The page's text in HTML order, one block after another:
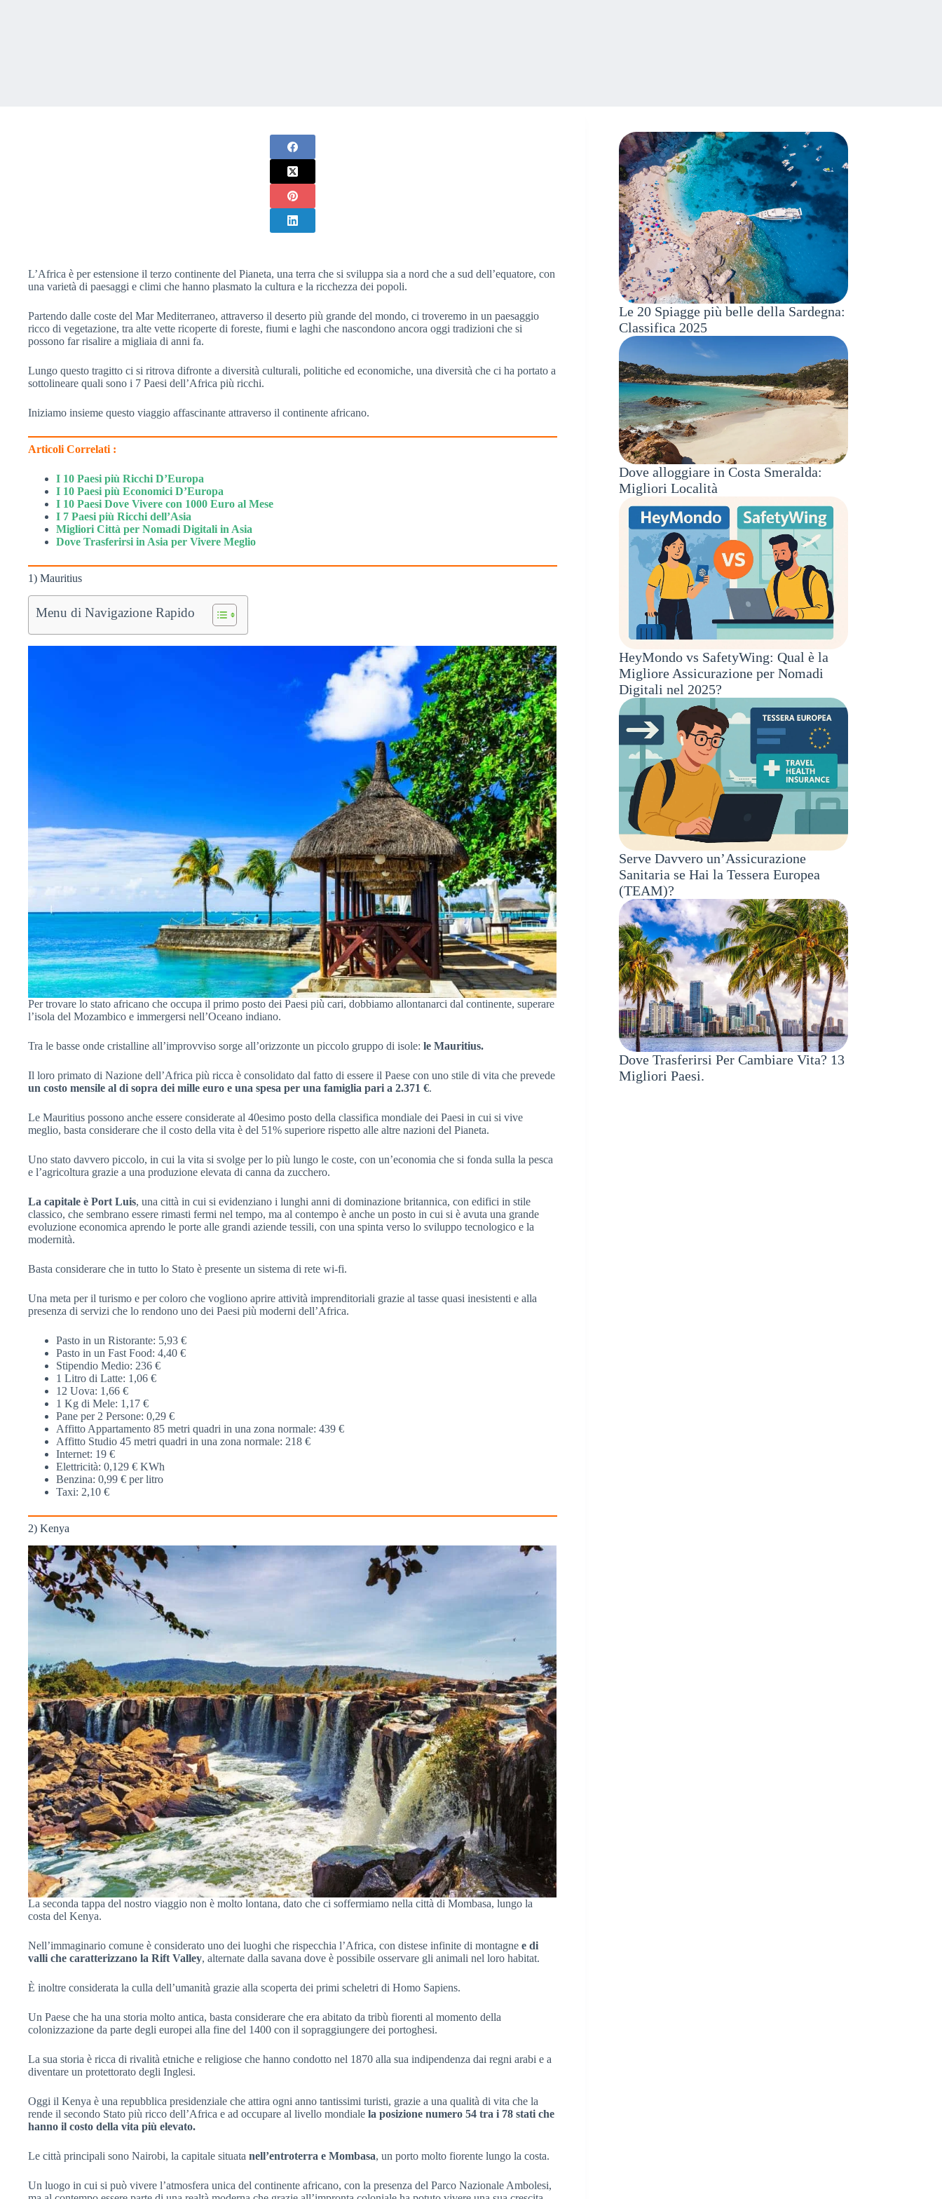
L’Africa è per estensione il terzo continente del Pianeta, una terra che si sviluppa sia a nord che a sud dell’equatore, con
una varietà di paesaggi e climi che hanno plasmato la cultura e la ricchezza dei popoli.
Partendo dalle coste del Mar Mediterraneo, attraverso il deserto più grande del mondo, ci troveremo in un paesaggio
ricco di vegetazione, tra alte vette ricoperte di foreste, fiumi e laghi che nascondono ancora oggi tradizioni che si
possono far risalire a migliaia di anni fa.
Lungo questo tragitto ci si ritrova difronte a diversità culturali, politiche ed economiche, una diversità che ci ha portato a
sottolineare quali sono i 7 Paesi dell’Africa più ricchi.
Iniziamo insieme questo viaggio affascinante attraverso il continente africano.
Articoli Correlati :
I 10 Paesi più Ricchi D’Europa
I 10 Paesi più Economici D’Europa
I 10 Paesi Dove Vivere con 1000 Euro al Mese
I 7 Paesi più Ricchi dell’Asia
Migliori Città per Nomadi Digitali in Asia
Dove Trasferirsi in Asia per Vivere Meglio
1) Mauritius
Menu di Navigazione Rapido
Per trovare lo stato africano che occupa il primo posto dei Paesi più cari, dobbiamo allontanarci dal continente, superare
l’isola del Mozambico e immergersi nell’Oceano indiano.
Tra le basse onde cristalline all’improvviso sorge all’orizzonte un piccolo gruppo di isole: le Mauritius.
Il loro primato di Nazione dell’Africa più ricca è consolidato dal fatto di essere il Paese con uno stile di vita che prevede
un costo mensile al di sopra dei mille euro e una spesa per una famiglia pari a 2.371 €.
Le Mauritius possono anche essere considerate al 40esimo posto della classifica mondiale dei Paesi in cui si vive
meglio, basta considerare che il costo della vita è del 51% superiore rispetto alle altre nazioni del Pianeta.
Uno stato davvero piccolo, in cui la vita si svolge per lo più lungo le coste, con un’economia che si fonda sulla la pesca
e l’agricoltura grazie a una produzione elevata di canna da zucchero.
La capitale è Port Luis, una città in cui si evidenziano i lunghi anni di dominazione britannica, con edifici in stile
classico, che sembrano essere rimasti fermi nel tempo, ma al contempo è anche un posto in cui si è avuta una grande
evoluzione economica aprendo le porte alle grandi aziende tessili, con una spinta verso lo sviluppo tecnologico e la
modernità.
Basta considerare che in tutto lo Stato è presente un sistema di rete wi-fi.
Una meta per il turismo e per coloro che vogliono aprire attività imprenditoriali grazie al tasse quasi inesistenti e alla
presenza di servizi che lo rendono uno dei Paesi più moderni dell’Africa.
Pasto in un Ristorante: 5,93 €
Pasto in un Fast Food: 4,40 €
Stipendio Medio: 236 €
1 Litro di Latte: 1,06 €
12 Uova: 1,66 €
1 Kg di Mele: 1,17 €
Pane per 2 Persone: 0,29 €
Affitto Appartamento 85 metri quadri in una zona normale: 439 €
Affitto Studio 45 metri quadri in una zona normale: 218 €
Internet: 19 €
Elettricità: 0,129 € KWh
Benzina: 0,99 € per litro
Taxi: 2,10 €
2) Kenya
La seconda tappa del nostro viaggio non è molto lontana, dato che ci soffermiamo nella città di Mombasa, lungo la
costa del Kenya.
Nell’immaginario comune è considerato uno dei luoghi che rispecchia l’Africa, con distese infinite di montagne e di
valli che caratterizzano la Rift Valley, alternate dalla savana dove è possibile osservare gli animali nel loro habitat.
È inoltre considerata la culla dell’umanità grazie alla scoperta dei primi scheletri di Homo Sapiens.
Un Paese che ha una storia molto antica, basta considerare che era abitato da tribù fiorenti al momento della
colonizzazione da parte degli europei alla fine del 1400 con il sopraggiungere dei portoghesi.
La sua storia è ricca di rivalità etniche e religiose che hanno condotto nel 1870 alla sua indipendenza dai regni arabi e a
diventare un protettorato degli Inglesi.
Oggi il Kenya è una repubblica presidenziale che attira ogni anno tantissimi turisti, grazie a una qualità di vita che la
rende il secondo Stato più ricco dell’Africa e ad occupare al livello mondiale la posizione numero 54 tra i 78 stati che
hanno il costo della vita più elevato.
Le città principali sono Nairobi, la capitale situata nell’entroterra e Mombasa, un porto molto fiorente lungo la costa.
Un luogo in cui si può vivere l’atmosfera unica del continente africano, con la presenza del Parco Nazionale Ambolesi,
Le 20 Spiagge più belle della Sardegna:
Classifica 2025
Dove alloggiare in Costa Smeralda:
Migliori Località
HeyMondo vs SafetyWing: Qual è la
Migliore Assicurazione per Nomadi
Digitali nel 2025?
Serve Davvero un’Assicurazione
Sanitaria se Hai la Tessera Europea
(TEAM)?
Dove Trasferirsi Per Cambiare Vita? 13
Migliori Paesi.